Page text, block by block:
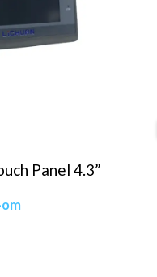
Panel 4.3”